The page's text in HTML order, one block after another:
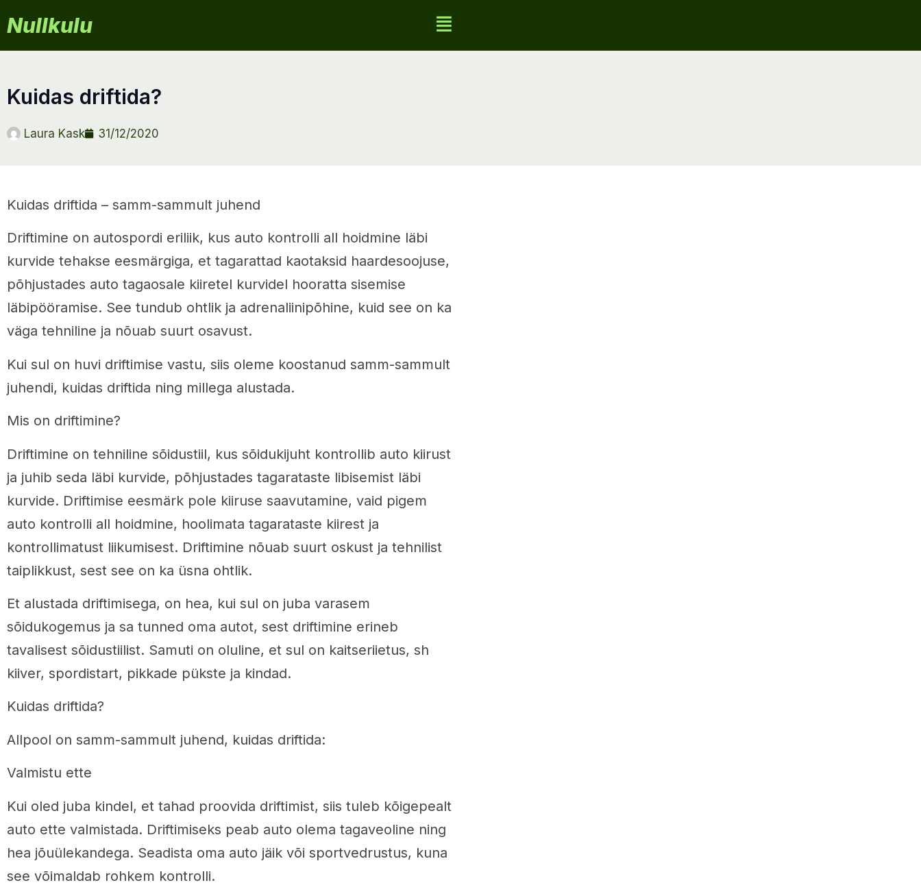
Nullkulu
kuidas driftida?
Laura Kask 31/12/2020
Kuidas driftida – samm-sammult juhend
Driftimine on autospordi eriliik, kus auto kontrolli all hoidmine läbi
kurvide tehakse eesmärgiga, et tagarattad kaotaksid haardesoojuse,
põhjustades auto tagaosale kiiretel kurvidel hooratta sisemise
läbipööramise. See tundub ohtlik ja adrenaliinipõhine, kuid see on ka
väga tehniline ja nõuab suurt osavust.
Kui sul on huvi driftimise vastu, siis oleme koostanud samm-sammult
juhendi, kuidas driftida ning millega alustada.
Mis on driftimine?
Driftimine on tehniline sõidustiil, kus sõidukijuht kontrollib auto kiirust
ja juhib seda läbi kurvide, põhjustades tagarataste libisemist läbi
kurvide. Driftimise eesmärk pole kiiruse saavutamine, vaid pigem
auto kontrolli all hoidmine, hoolimata tagarataste kiirest ja
kontrollimatust liikumisest. Driftimine nõuab suurt oskust ja tehnilist
taiplikkust, sest see on ka üsna ohtlik.
Et alustada driftimisega, on hea, kui sul on juba varasem
sõidukogemus ja sa tunned oma autot, sest driftimine erineb
tavalisest sõidustiilist. Samuti on oluline, et sul on kaitseriietus, sh
kiiver, spordistart, pikkade pükste ja kindad.
Kuidas driftida?
Allpool on samm-sammult juhend, kuidas driftida:
Valmistu ette
Kui oled juba kindel, et tahad proovida driftimist, siis tuleb kõigepealt
auto ette valmistada. Driftimiseks peab auto olema tagaveoline ning
hea jõuülekandega. Seadista oma auto jäik või sportvedrustus, kuna
see võimaldab rohkem kontrolli.